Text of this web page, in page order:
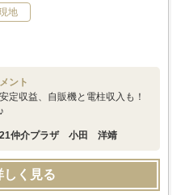
地
ント
定収益、自販機と電柱収入も！
21仲介プラザ 小田 洋靖
しく見る